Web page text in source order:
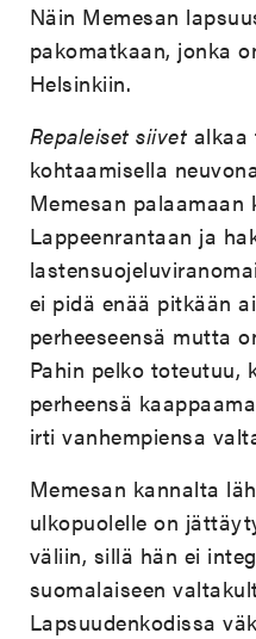
Näin Memesan
pakomatkaan, jonka
Helsinkiin.
Repaleiset siivet alkaa
kohtaamisella
Memesan palaamaan
Lappeenrantaan ja
ei pidä enää pitkään
perheeseensä mutta
Pahin pelko toteutuu,
perheensä
irti vanhempiensa
Memesan kannalta
ulkopuolelle on
väliin, sillä hän ei
suomalaiseen
Lapsuudenkodissa